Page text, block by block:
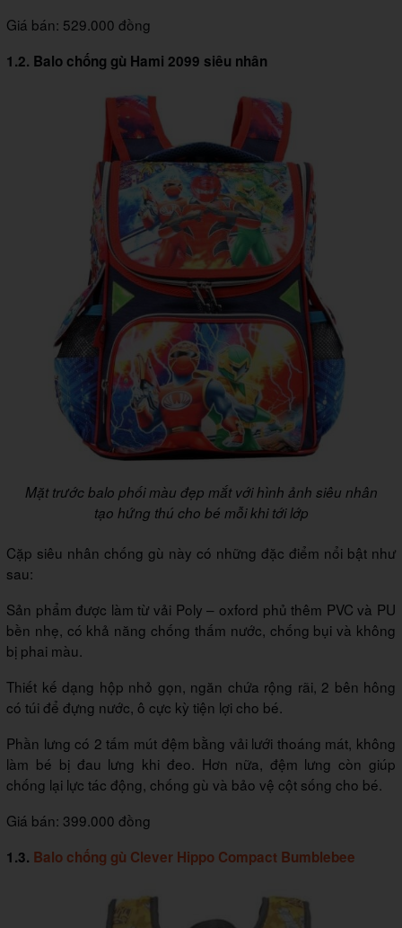
Giá bán: 529.000 đồng
1.2. Balo chống gù Hami 2099 siêu nhân
Mặt trước balo phối màu đẹp mắt với hình ảnh siêu nhân
tạo hứng thú cho bé mỗi khi tới lớp
Cặp siêu nhân chống gù này có những đặc điểm nổi bật như
sau:
Sản phẩm được làm từ vải Poly – oxford phủ thêm PVC và PU
bền nhẹ, có khả năng chống thấm nước, chống bụi và không
bị phai màu.
Thiết kế dạng hộp nhỏ gọn, ngăn chứa rộng rãi, 2 bên hông
có túi để đựng nước, ô cực kỳ tiện lợi cho bé.
Phần lưng có 2 tấm mút đệm bằng vải lưới thoáng mát, không
làm bé bị đau lưng khi đeo. Hơn nữa, đệm lưng còn giúp
chống lại lực tác động, chống gù và bảo vệ cột sống cho bé.
Giá bán: 399.000 đồng
1.3. Balo chống gù Clever Hippo Compact Bumblebee